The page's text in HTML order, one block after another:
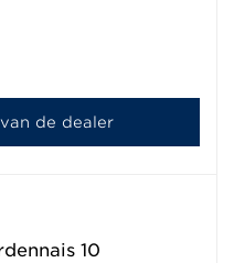
de dealer
10